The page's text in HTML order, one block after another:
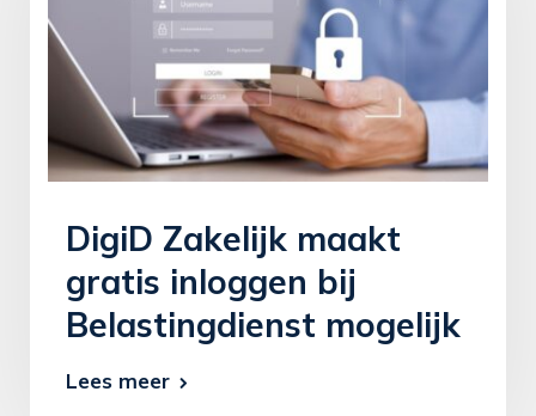
DigiD Zakelijk maakt
gratis inloggen bij
Belastingdienst mogelijk
Lees meer